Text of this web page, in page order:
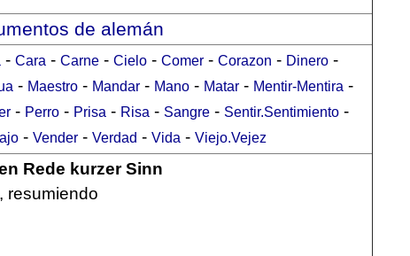
de alemán
- Cara - Carne- Cielo- Comer- Corazon - Dinero-
- Maestro - Mandar - Mano - Matar - Mentir-Mentira -
- Perro - Prisa - Risa - Sangre - Sentir.Sentimiento -
- Vender- Verdad - Vida - Viejo.Vejez
Rede kurzer Sinn
resumiendo